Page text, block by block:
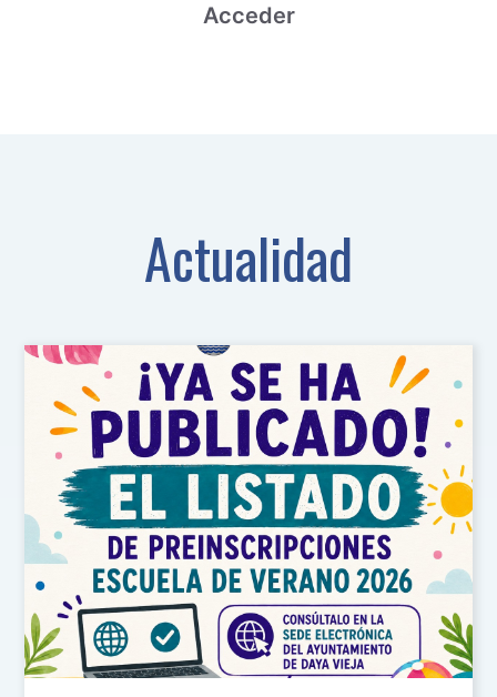
Acceder
Actualidad